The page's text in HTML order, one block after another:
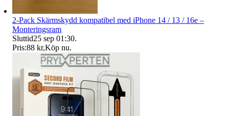
2-Pack Skärmskydd kompatibel med iPhone 14 / 13 / 16e –
Monteringsram
Sluttid25 sep 01:30.
Pris:88 kr,Köp nu.